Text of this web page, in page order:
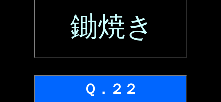
鋤焼き
Ｑ．２２